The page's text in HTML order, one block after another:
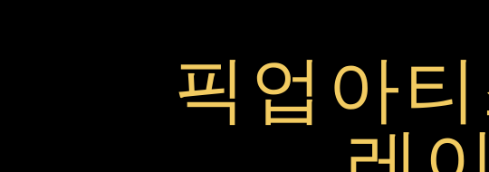
픽업아